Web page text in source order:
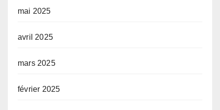
mai 2025
avril 2025
mars 2025
février 2025